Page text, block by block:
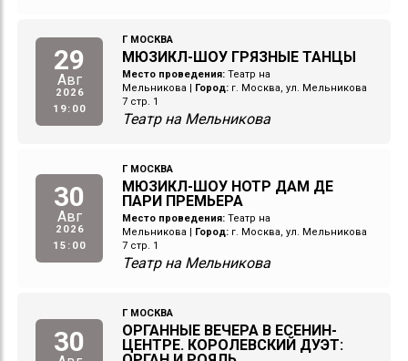
29
Авг
2026
19:00
Г МОСКВА
МЮЗИКЛ-ШОУ ГРЯЗНЫЕ ТАНЦЫ
Место проведения: Театр на
Мельникова
Город: г. Москва, ул. Мельникова
7 стр. 1
Театр на Мельникова
30
Авг
2026
15:00
Г МОСКВА
МЮЗИКЛ-ШОУ НОТР ДАМ ДЕ
ПАРИ ПРЕМЬЕРА
Место проведения: Театр на
Мельникова
Город: г. Москва, ул. Мельникова
7 стр. 1
Театр на Мельникова
30
Г МОСКВА
ОРГАННЫЕ ВЕЧЕРА В ЕСЕНИН-
ЦЕНТРЕ. КОРОЛЕВСКИЙ ДУЭТ: